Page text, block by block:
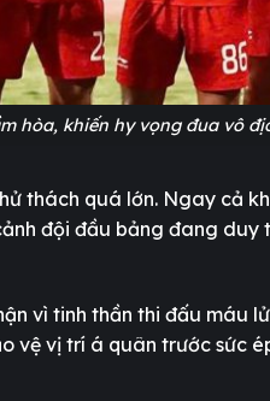
hòa, khiến hy vọng đua vô
thách quá lớn. Ngay cả
đội đầu bảng đang
vì tinh thần thi đấu máu
vệ vị trí á quân trước sức